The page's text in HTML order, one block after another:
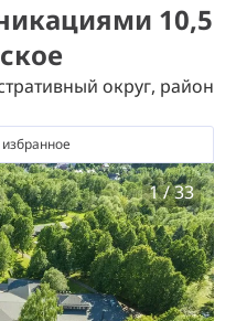
10,5
округ, район
1/33